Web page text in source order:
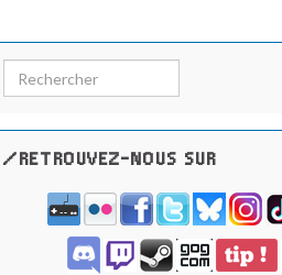
Search for:
/RETROUVEZ-NOUS SUR